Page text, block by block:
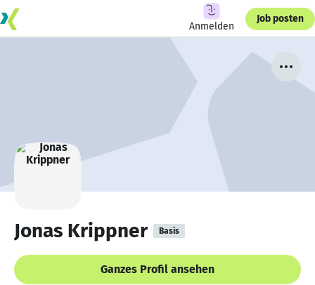
Anmelden
Job posten
Jonas Krippner Basis
Ganzes Profil ansehen